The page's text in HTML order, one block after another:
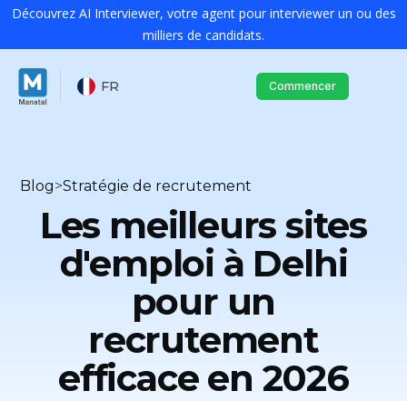
Découvrez AI Interviewer, votre agent pour interviewer un ou des
milliers de candidats.
FR Commencer
Blog>Stratégie de recrutement
Les meilleurs sites
d'emploi à Delhi
pour un
recrutement
efficace en 2026